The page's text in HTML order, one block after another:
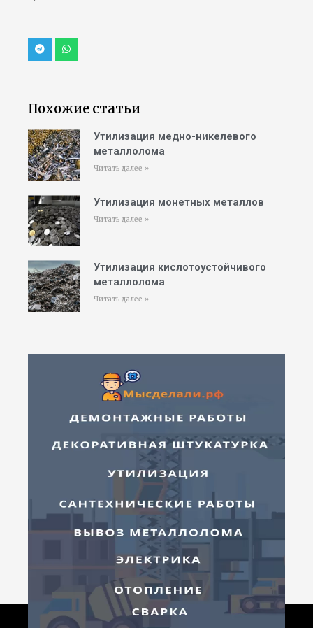
Похожие статьи
Утилизация медно-никелевого
металлолома
Читать далее »
Утилизация монетных металлов
Читать далее »
Утилизация кислотоустойчивого
металлолома
Читать далее »